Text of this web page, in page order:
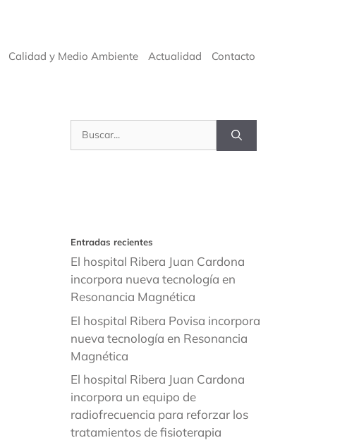
Calidad y Medio Ambiente Actualidad Contacto
Buscar:
Entradas recientes
El hospital Ribera Juan Cardona
incorpora nueva tecnología en
Resonancia Magnética
El hospital Ribera Povisa incorpora
nueva tecnología en Resonancia
Magnética
El hospital Ribera Juan Cardona
incorpora un equipo de
radiofrecuencia para reforzar los
tratamientos de fisioterapia